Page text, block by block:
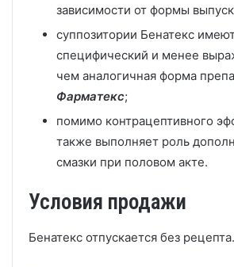
зависимости от формы
суппозитории Бенатекс
специфический и менее
чем аналогичная форма
Фарматекс;
помимо контрацептивного
также выполняет роль
смазки при половом акте.
Условия продажи
Бенатекс отпускается без рецепта.